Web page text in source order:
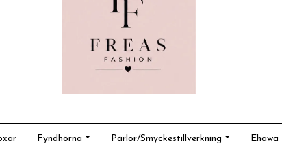
Fyndhörna Pärlor/Smyckestillverkning Ehawa